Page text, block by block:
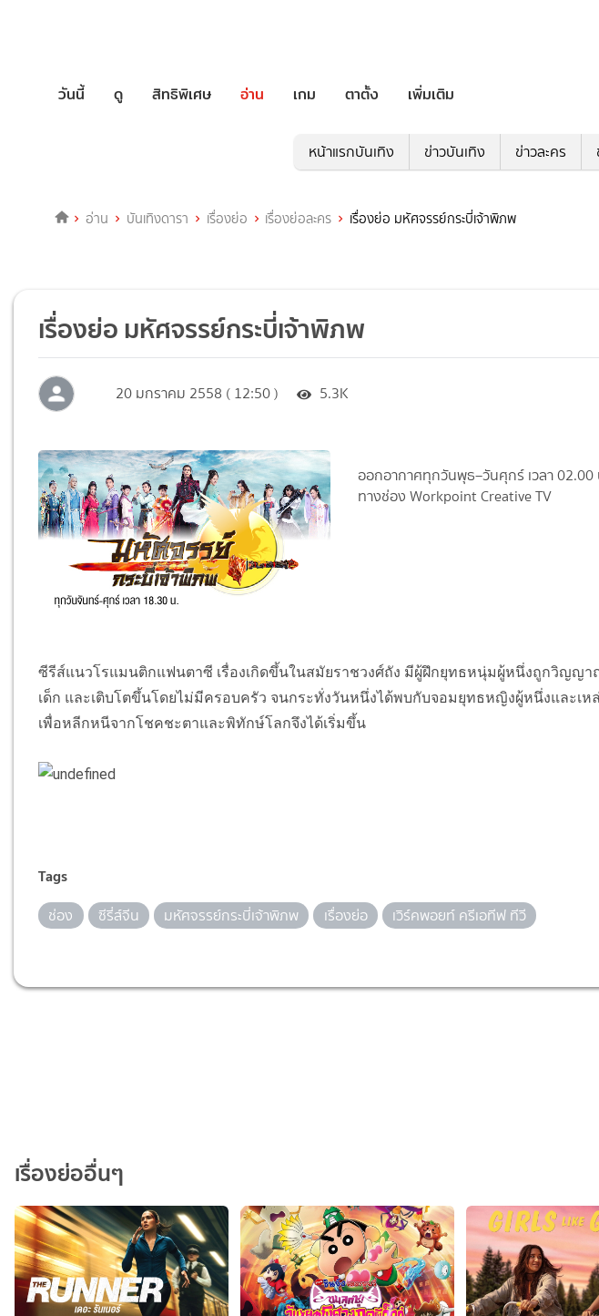
วันนี้ ดู สิทธิพิเศษ อ่าน เกม ตาตั้ง เพิ่มเติม
หน้าแรกบันเทิง ข่าวบันเทิง ข่าวละคร
อ่าน บันเทิงดารา เรื่องย่อ เรื่องย่อละคร เรื่องย่อ มหัศจรรย์กระบี่เจ้าพิภพ
เรื่องย่อ มหัศจรรย์กระบี่เจ้าพิภพ
20 มกราคม 2558 ( 12:50 ) 5.3K
ออกอากาศทุกวันพุธ–วันศุกร์ เวลา 02.00
ทางช่อง Workpoint Creative TV
ซีรีส์แนวโรแมนติกแฟนตาซี เรื่องเกิดขึ้นในสมัยราชวงศ์ถัง มีผู้ฝึกยุทธหนุ่มผู้หนึ่งถูกวิญญา
เด็ก และเติบโตขึ้นโดยไม่มีครอบครัว จนกระทั่งวันหนึ่งได้พบกับจอมยุทธหญิงผู้หนึ่งและเห
เพื่อหลีกหนีจากโชคชะตาและพิทักษ์โลกจึงได้เริ่มขึ้น
Tags
ช่อง ซีรี่ส์จีน มหัศจรรย์กระบี่เจ้าพิภพ เรื่องย่อ เวิร์คพอยท์ ครีเอทีฟ ทีวี
เรื่องย่ออื่นๆ